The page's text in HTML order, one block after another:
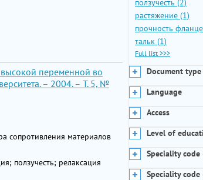
высокой переменной во
– 2004. – Т. 5, №
сопротивления материалов
ползучесть; релаксация
ползучесть (2)
растяжение (1)
прочность
тальк (1)
Full list >>>
Document type
Language
Access
Level of
Speciality code
Speciality code